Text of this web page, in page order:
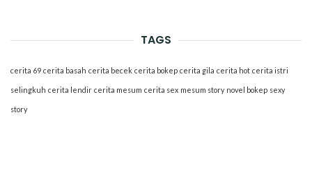
TAGS
cerita 69 cerita basah cerita becek cerita bokep cerita gila cerita hot cerita istri
selingkuh cerita lendir cerita mesum cerita sex mesum story novel bokep sexy
story